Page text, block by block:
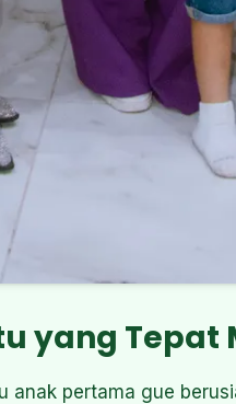
yang Tepat
anak pertama gue